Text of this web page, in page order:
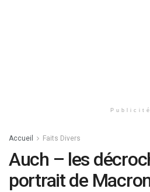
Publicité
Accueil Faits Divers
Auch – les
portrait de